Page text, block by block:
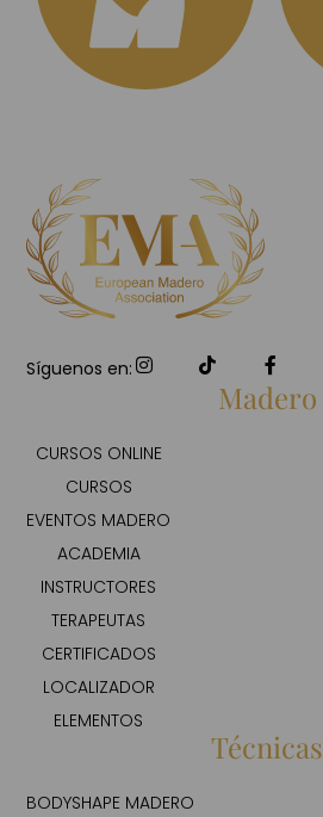
Síguenos en:
Madero
CURSOS ONLINE
CURSOS
EVENTOS MADERO
ACADEMIA
INSTRUCTORES
TERAPEUTAS
CERTIFICADOS
LOCALIZADOR
ELEMENTOS
Técnicas
BODYSHAPE MADERO